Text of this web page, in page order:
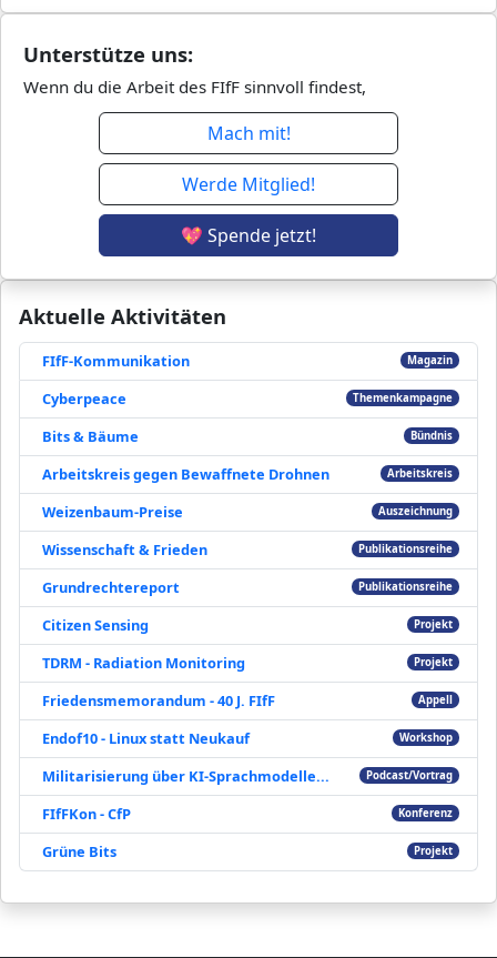
Aktuelle Aktivitäten
FIfF-Kommunikation Magazin
Cyberpeace Themenkampagne
Bits & Bäume Bündnis
Arbeitskreis gegen Bewaffnete Drohnen Arbeitskreis
Weizenbaum-Preise Auszeichnung
Wissenschaft & Frieden Publikationsreihe
Grundrechtereport Publikationsreihe
Citizen Sensing Projekt
TDRM - Radiation Monitoring Projekt
Friedensmemorandum - 40 J. FIfF Appell
Endof10 - Linux statt Neukauf Workshop
Militarisierung über KI-Sprachmodelle... Podcast/Vortrag
FIfFKon - CfP Konferenz
Grüne Bits Projekt
Unterstütze uns:
Wenn du die Arbeit des FIfF sinnvoll findest,
Mach mit!
Werde Mitglied!
💖 Spende jetzt!